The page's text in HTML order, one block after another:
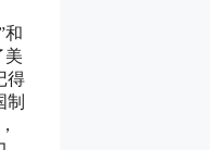
和
美
得
制